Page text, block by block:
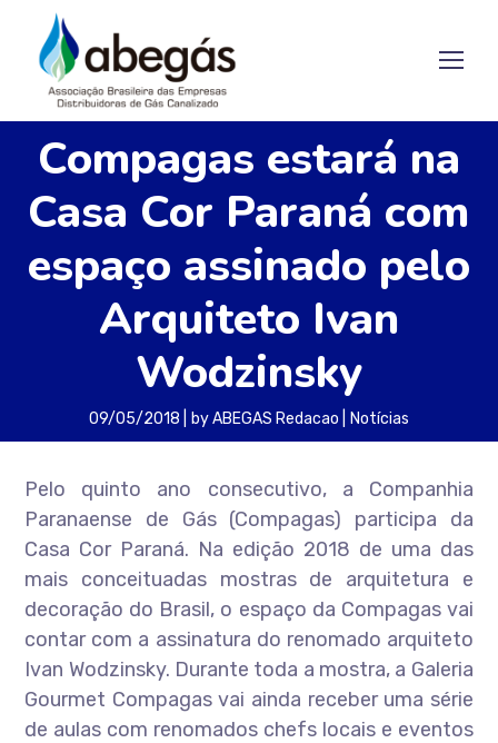
Compagas estará na
Casa Cor Paraná com
espaço assinado pelo
Arquiteto Ivan
Wodzinsky
09/05/2018 byABEGAS Redacao Notícias
Pelo quinto ano consecutivo, a Companhia
Paranaense de Gás (Compagas) participa da
Casa Cor Paraná. Na edição 2018 de uma das
mais conceituadas mostras de arquitetura e
decoração do Brasil, o espaço da Compagas vai
contar com a assinatura do renomado arquiteto
Ivan Wodzinsky. Durante toda a mostra, a Galeria
Gourmet Compagas vai ainda receber uma série
de aulas com renomados chefs locais e eventos